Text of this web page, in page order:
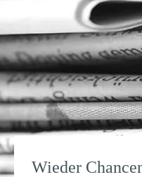
Wieder